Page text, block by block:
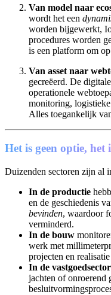
Van model naar
wordt het een
worden bijgewerkt,
procedures worden
is een platform om
Van asset naar
gecreëerd. De
operationele
monitoring,
Alles toegankelijk
Het is geen optie, het
Duizenden sectoren zijn al
In de productie
en de geschiedenis
bevinden, waardoor
verminderd.
In de bouw
werk met
projecten en
In de vastgoedsector
jachten of onroerend